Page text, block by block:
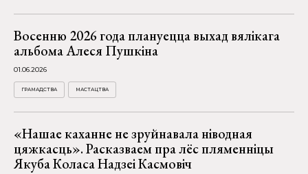
Восенню 2026 года плануецца выхад вялікага
альбома Алеся Пушкіна
01.06.2026
ГРАМАДСТВА МАСТАЦТВА
«Нашае каханне не зруйнавала ніводная
цяжкасць». Расказваем пра лёс пляменніцы
Якуба Коласа Надзеі Касмовіч